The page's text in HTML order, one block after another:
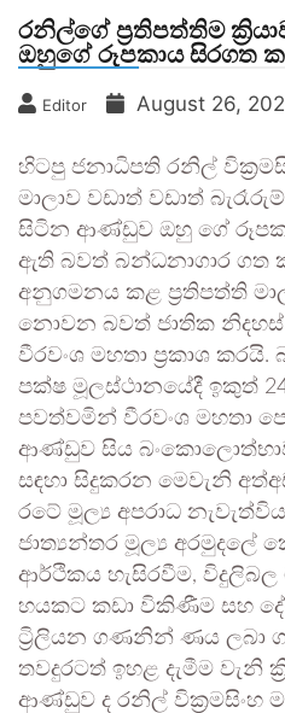
රනිල්ගේ ප්‍රතිපත්තිම
ඔහුගේ රූපකාය සිරගත
Editor August 26,
හිටපු ජනාධිපති රනිල්
මාලාව වඩාත් වඩාත්
සිටින ආණ්ඩුව ඔහු ගේ
ඇති බවත් බන්ධනාගාර ගත
අනුගමනය කළ ප්‍රතිපත්ති
නොවන බවත් ජාතික
වීරවංශ මහතා ප්‍රකාශ
පක්ෂ මූලස්ථානයේදී ඉකුත්
පවත්වමින් වීරවංශ මහතා
ආණ්ඩුව සිය
සඳහා සිදුකරන මෙවැනි
රටේ මූල්‍ය අපරාධ
ජාත්‍යන්තර මූල්‍ය අරමුදලේ
ආර්ථිකය හැසිරවීම,
හයකට කඩා විකිණීම සහ
ට්‍රිලියන ගණනින් ණය ලබා
තවදුරටත් ඉහළ දැමීම වැනි
ආණ්ඩුව ද රනිල් වික්‍රමසිංහ